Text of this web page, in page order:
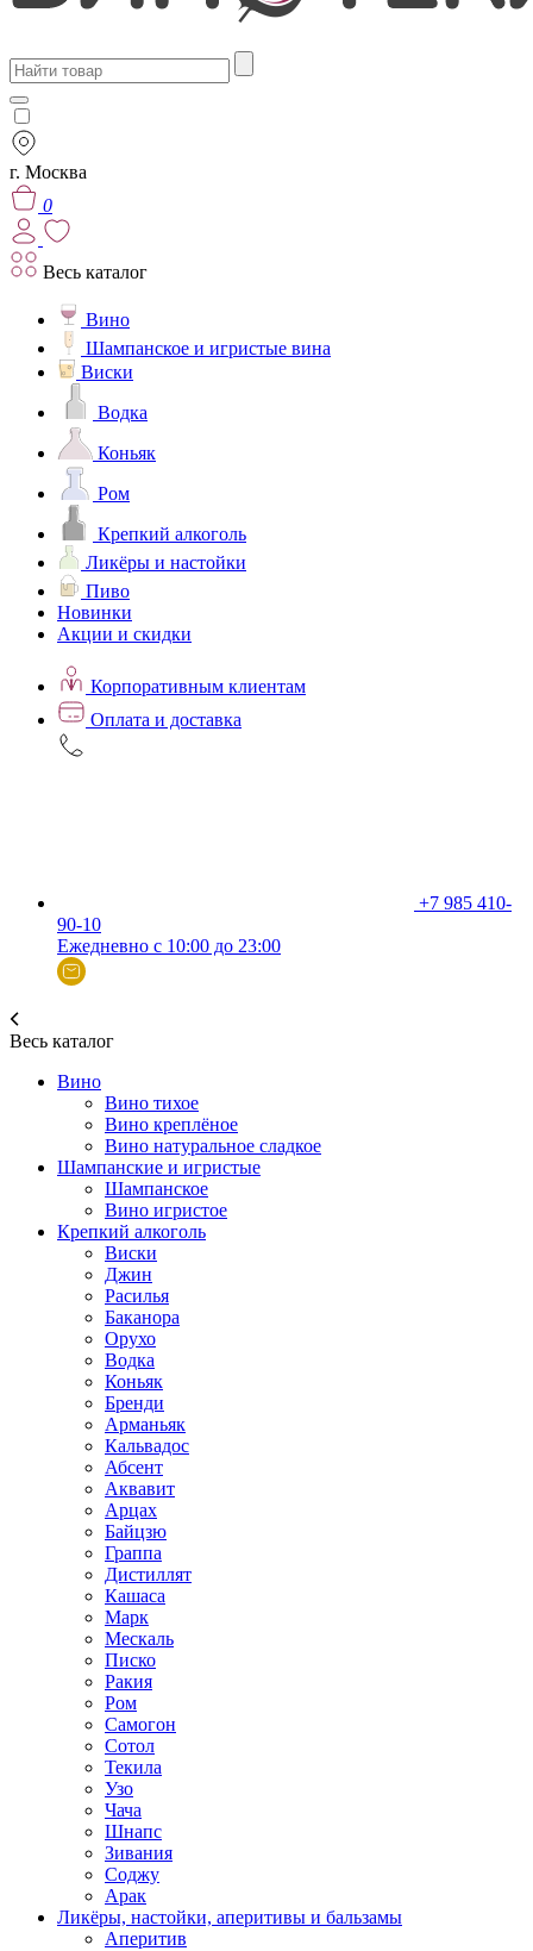
г. Москва
0
Весь каталог
Вино
Шампанское и игристые вина
Виски
Водка
Коньяк
Ром
Крепкий алкоголь
Ликёры и настойки
Пиво
Новинки
Акции и скидки
Корпоративным клиентам
Оплата и доставка
+7 985 410-
90-10
Ежедневно с 10:00 до 23:00
Весь каталог
Вино
Вино тихое
Вино креплёное
Вино натуральное сладкое
Шампанские и игристые
Шампанское
Вино игристое
Крепкий алкоголь
Виски
Джин
Расилья
Баканора
Орухо
Водка
Коньяк
Бренди
Арманьяк
Кальвадос
Абсент
Аквавит
Арцах
Байцзю
Граппа
Дистиллят
Кашаса
Марк
Мескаль
Писко
Ракия
Ром
Самогон
Сотол
Текила
Узо
Чача
Шнапс
Зивания
Соджу
Арак
Ликёры, настойки, аперитивы и бальзамы
Аперитив